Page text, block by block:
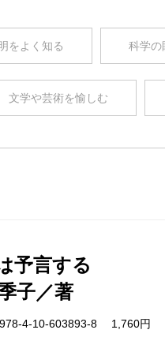
をよく知る 科学の
文学や芸術を愉しむ
予言する
子／著
4-10-603893-8 1,760円